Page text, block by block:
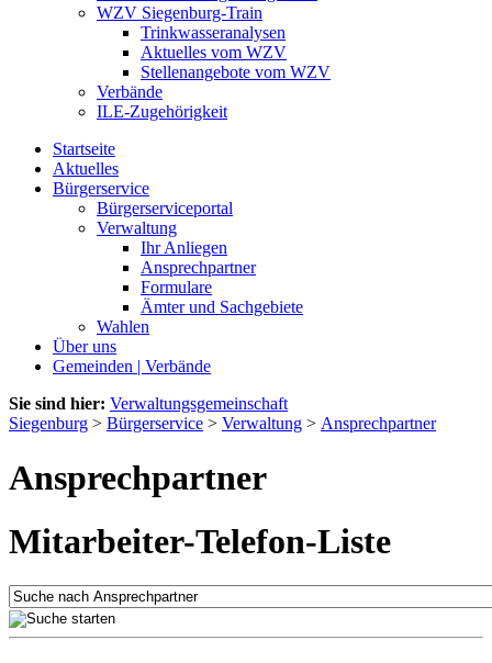
WZV Siegenburg-Train
Trinkwasseranalysen
Aktuelles vom WZV
Stellenangebote vom WZV
Verbände
ILE-Zugehörigkeit
Startseite
Aktuelles
Bürgerservice
Bürgerserviceportal
Verwaltung
Ihr Anliegen
Ansprechpartner
Formulare
Ämter und Sachgebiete
Wahlen
Über uns
Gemeinden | Verbände
Sie sind hier: Verwaltungsgemeinschaft
Siegenburg > Bürgerservice > Verwaltung > Ansprechpartner
Ansprechpartner
Mitarbeiter-Telefon-Liste